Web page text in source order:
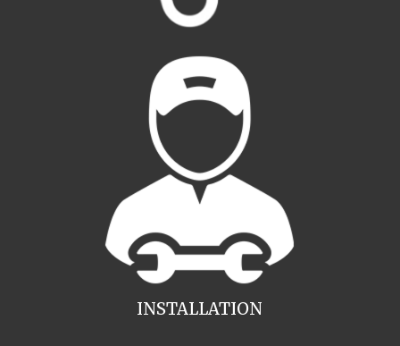
INSTALLATION